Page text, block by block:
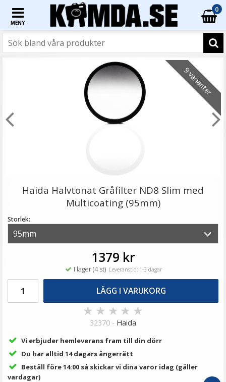
MENY
0
LÄGG I VARUKORG
JJC Objektivlockshållare för Fujifilm
9 varianter
Haida Halvtonat Gråfilter ND8 Slim med
Multicoating (95mm)
Storlek:
1379 kr
I lager (4 st) Leveranstid: 1-3 dagar
LÄGG I VARUKORG
★ ★ ★ ★ ★
32370 - Haida
Vi erbjuder hemleverans fram till din dörr
Du har alltid 14 dagars ångerrätt
Beställ före 14:00 så skickar vi dina varor idag (gäller
vardagar)